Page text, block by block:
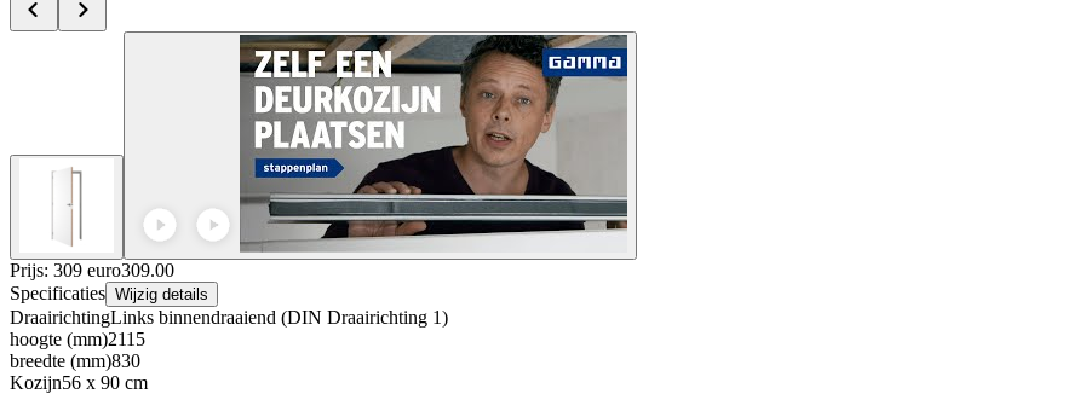
Prijs: 309 euro309.00
Specificaties Wijzig details
DraairichtingLinks binnendraaiend (DIN Draairichting 1)
hoogte (mm)2115
breedte (mm)830
Kozijn56 x 90 cm